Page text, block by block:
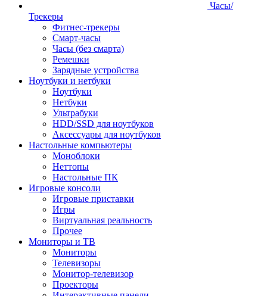
Часы/
Трекеры
Фитнес-трекеры
Смарт-часы
Часы (без смарта)
Ремешки
Зарядные устройства
Ноутбуки и нетбуки
Ноутбуки
Нетбуки
Ультрабуки
HDD/SSD для ноутбуков
Аксессуары для ноутбуков
Настольные компьютеры
Моноблоки
Неттопы
Настольные ПК
Игровые консоли
Игровые приставки
Игры
Виртуальная реальность
Прочее
Мониторы и ТВ
Мониторы
Телевизоры
Монитор-телевизор
Проекторы